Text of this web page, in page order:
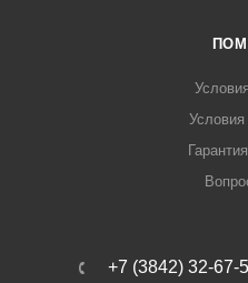
Условия
+7 (3842) 32-67-